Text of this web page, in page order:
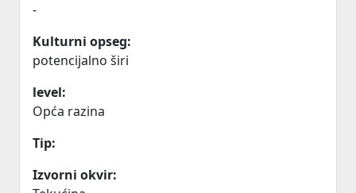
-
Kulturni opseg:
potencijalno širi
level:
Opća razina
Tip:
Izvorni okvir: